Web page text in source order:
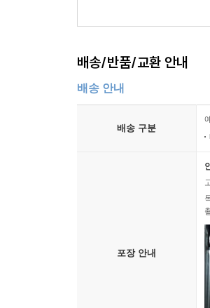
배송/반품/교환 안내
배송 안내
배송 구분
포장 안내